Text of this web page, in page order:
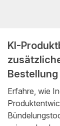
KI-
Bestellung
Erfahre, wie